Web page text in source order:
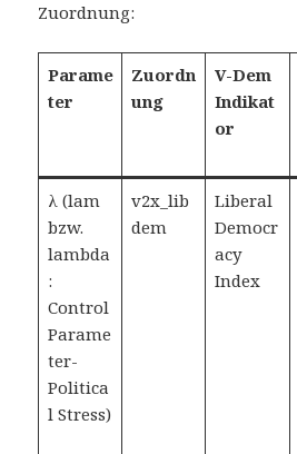
Zuordnung:
Parame
ter
Zuordn
ung
V-Dem
Indikat
or
λ (lam
bzw.
lambda
:
Control
Parame
ter-
Politica
l Stress)
v2x_lib
dem
Liberal
Democr
acy
Index